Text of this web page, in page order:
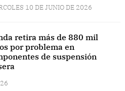
10 DE JUNIO DE 2026
retira más de 880 mil
por problema en
de suspensión